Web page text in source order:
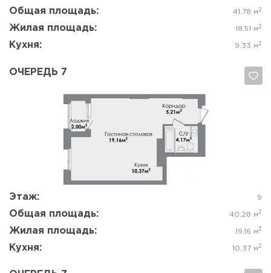
Общая площадь: 41.78 м 2
Жилая площадь: 18.51 м 2
Кухня: 9.33 м 2
ОЧЕРЕДЬ 7
Этаж: 9
Общая площадь: 40.28 м 2
Жилая площадь: 19.16 м 2
Кухня: 10.37 м 2
Да, удалить Отмена